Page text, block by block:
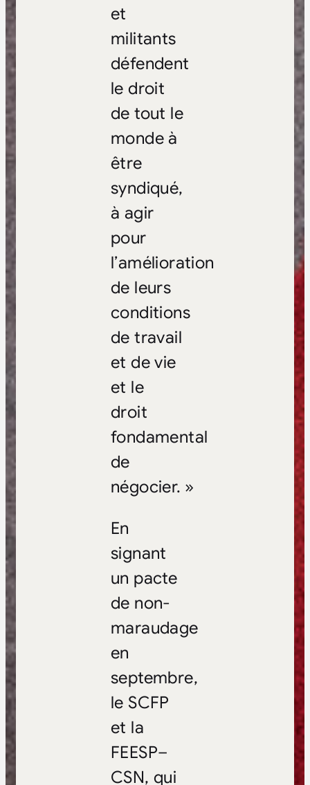
et
militants
défendent
le droit
de tout le
monde à
être
syndiqué,
à agir
pour
l’amélioration
de leurs
conditions
de travail
et de vie
et le
droit
fondamental
de
négocier. »
En
signant
un pacte
de non-
maraudage
en
septembre,
le SCFP
et la
FEESP–
CSN, qui